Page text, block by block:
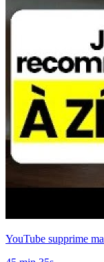
YouTube supprime